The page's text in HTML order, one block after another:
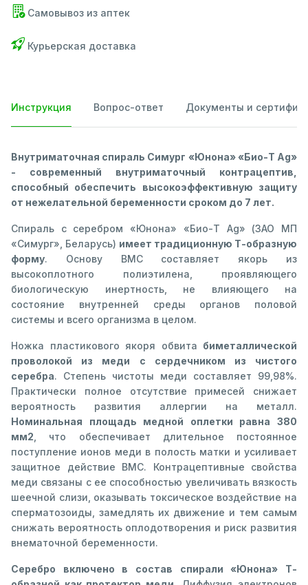
Самовывоз из аптек
Курьерская доставка
Инструкция Вопрос-ответ Документы и
Внутриматочная спираль Симург «Юнона» «Био-Т Ag»
- современный внутриматочный контрацептив,
способный обеспечить высокоэффективную защиту
от нежелательной беременности сроком до 7 лет.
Спираль с серебром «Юнона» «Био-Т Ag» (ЗАО МП
«Симург», Беларусь) имеет традиционную Т-образную
форму. Основу ВМС составляет якорь из
высокоплотного полиэтилена, проявляющего
биологическую инертность, не влияющего на
состояние внутренней среды органов половой
системы и всего организма в целом.
Ножка пластикового якоря обвита биметаллической
проволокой из меди с сердечником из чистого
серебра. Степень чистоты меди составляет 99,98%.
Практически полное отсутствие примесей снижает
вероятность развития аллергии на металл.
Номинальная площадь медной оплетки равна 380
мм2 , что обеспечивает длительное постоянное
поступление ионов меди в полость матки и усиливает
защитное действие ВМС. Контрацептивные свойства
меди связаны с ее способностью увеличивать вязкость
шеечной слизи, оказывать токсическое воздействие на
сперматозоиды, замедлять их движение и тем самым
снижать вероятность оплодотворения и риск развития
внематочной беременности.
Серебро включено в состав спирали «Юнона» Т-